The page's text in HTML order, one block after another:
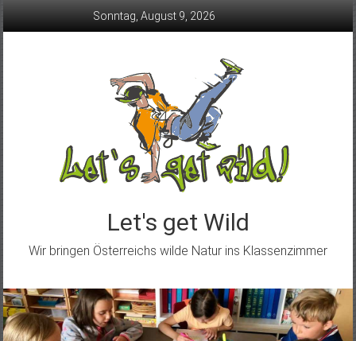
Sonntag, August 9, 2026
Let's get Wild
Wir bringen Österreichs wilde Natur ins Klassenzimmer